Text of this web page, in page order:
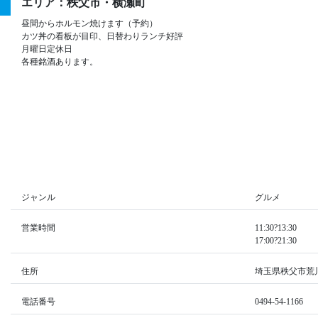
エリア：秩父市・横瀬町
昼間からホルモン焼けます（予約）
カツ丼の看板が目印、日替わりランチ好評
月曜日定休日
各種銘酒あります。
ジャンル グルメ
営業時間
11:30?13:30
17:00?21:30
住所 埼玉県秩父市荒
電話番号 0494-54-1166